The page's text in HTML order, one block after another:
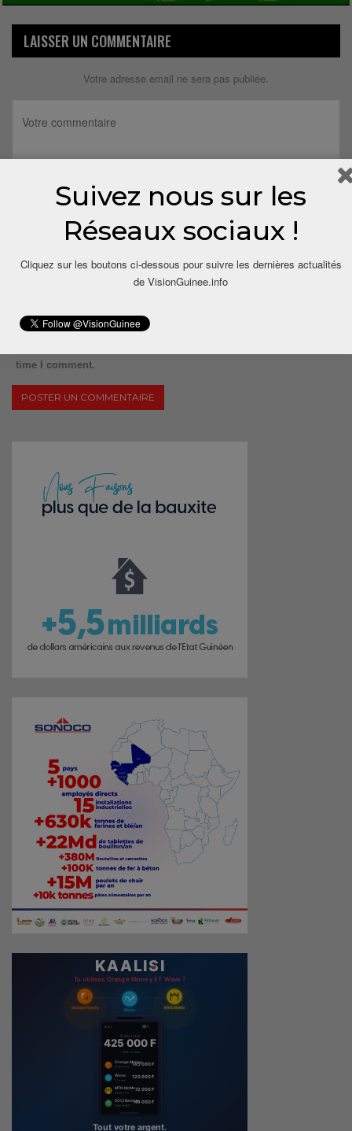
LAISSER UN COMMENTAIRE
Votre adresse email ne sera pas publiée.
time I comment.
Suivez nous sur les
Réseaux sociaux !
Cliquez sur les boutons ci-dessous pour suivre les dernières actualités
de VisionGuinee.info